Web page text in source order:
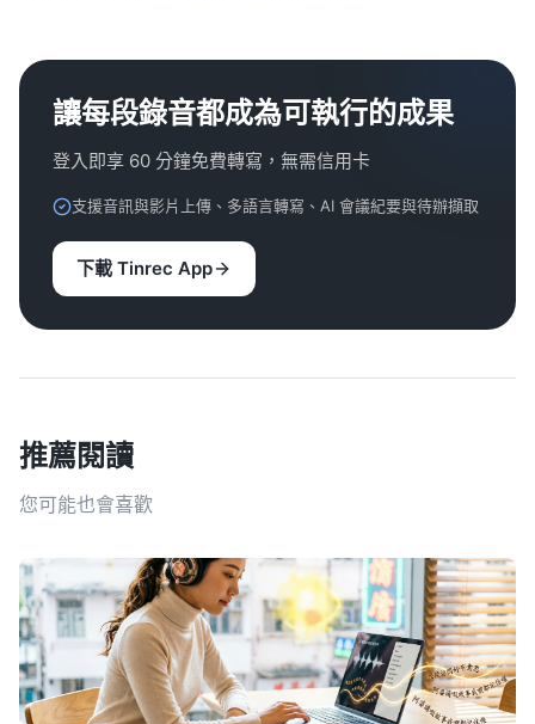
讓每段錄音都成為可執行的成果
登入即享 60 分鐘免費轉寫，無需信用卡
支援音訊與影片上傳、多語言轉寫、AI 會議紀要與待辦擷取
下載 Tinrec App
推薦閱讀
您可能也會喜歡